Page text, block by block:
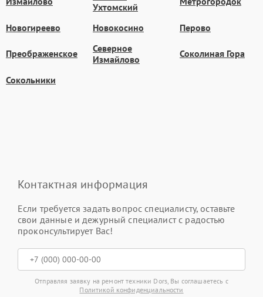
Ухтомский
Новогиреево Новокосино Перово
Преображенское
Северное
Измайлово
Соколиная Гора
Сокольники
Контактная информация
Если требуется задать вопрос специалисту, оставьте
свои данные и дежурный специалист с радостью
проконсультирует Вас!
Отправляя заявку на ремонт техники Dors, Вы соглашаетесь с
Политикой конфиденциальности